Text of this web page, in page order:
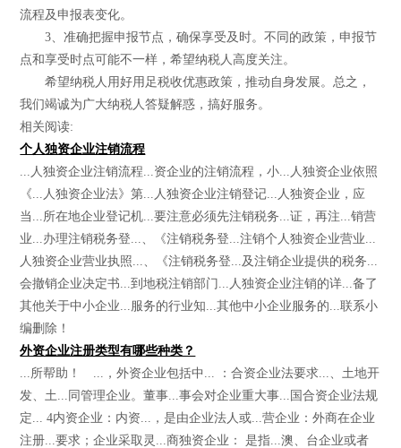
流程及申报表变化。
3、准确把握申报节点，确保享受及时。不同的政策，申报节
点和享受时点可能不一样，希望纳税人高度关注。
希望纳税人用好用足税收优惠政策，推动自身发展。总之，
我们竭诚为广大纳税人答疑解惑，搞好服务。
相关阅读:
个人独资企业注销流程
...人独资企业注销流程...资企业的注销流程，小...人独资企业依照
《...人独资企业法》第...人独资企业注销登记...人独资企业，应
当...所在地企业登记机...要注意必须先注销税务...证，再注...销营
业...办理注销税务登...、《注销税务登...注销个人独资企业营业...
人独资企业营业执照...、《注销税务登...及注销企业提供的税务...
会撤销企业决定书...到地税注销部门...人独资企业注销的详...备了
其他关于中小企业...服务的行业知...其他中小企业服务的...联系小
编删除！
外资企业注册类型有哪些种类？
...所帮助！ ...，外资企业包括中... ：合资企业法要求...、土地开
发、土...同管理企业。董事...事会对企业重大事...国合资企业法规
定... 4内资企业：内资...，是由企业法人或...营企业：外商在企业
注册...要求；企业采取灵...商独资企业： 是指...澳、台企业或者